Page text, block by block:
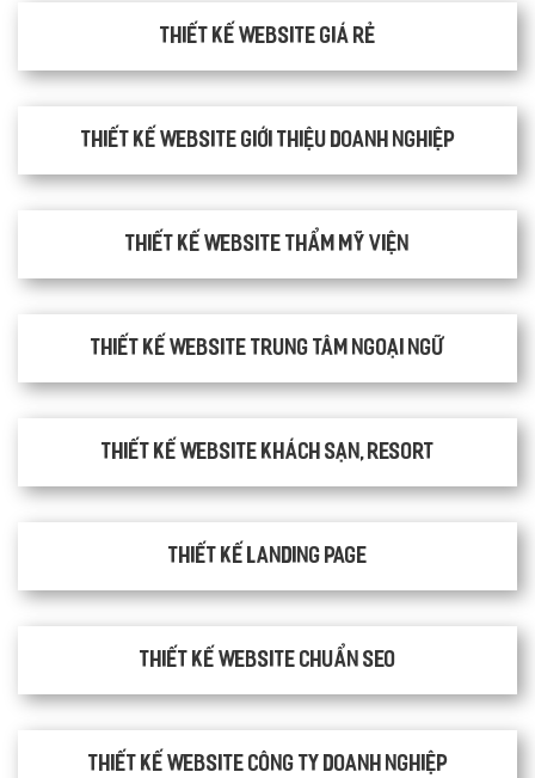
Thiết kế website giá rẻ
Thiết kế website giới thiệu doanh nghiệp
Thiết kế website thẩm mỹ viện
Thiết kế website trung tâm ngoại ngữ
Thiết kế website khách sạn, resort
Thiết kế Landing Page
Thiết kế website chuẩn SEO
Thiết kế website công ty doanh nghiệp